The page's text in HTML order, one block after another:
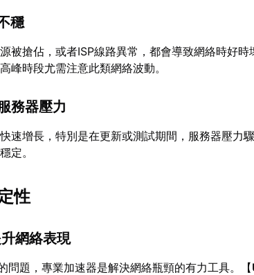
穩
被搶佔，或者ISP線路異常，都會導致網絡時好時
峰時段尤需注意此類網絡波動。
務器壓力
速增長，特別是在更新或測試期間，服務器壓力
定。
性
網絡表現
問題，專業加速器是解決網絡瓶頸的有力工具。【